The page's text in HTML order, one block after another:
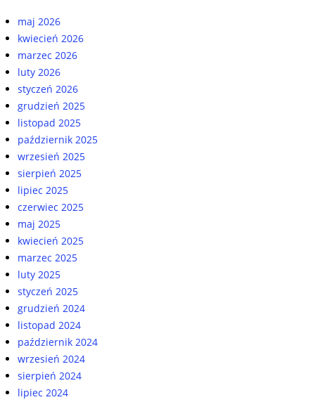
maj 2026
kwiecień 2026
marzec 2026
luty 2026
styczeń 2026
grudzień 2025
listopad 2025
październik 2025
wrzesień 2025
sierpień 2025
lipiec 2025
czerwiec 2025
maj 2025
kwiecień 2025
marzec 2025
luty 2025
styczeń 2025
grudzień 2024
listopad 2024
październik 2024
wrzesień 2024
sierpień 2024
lipiec 2024